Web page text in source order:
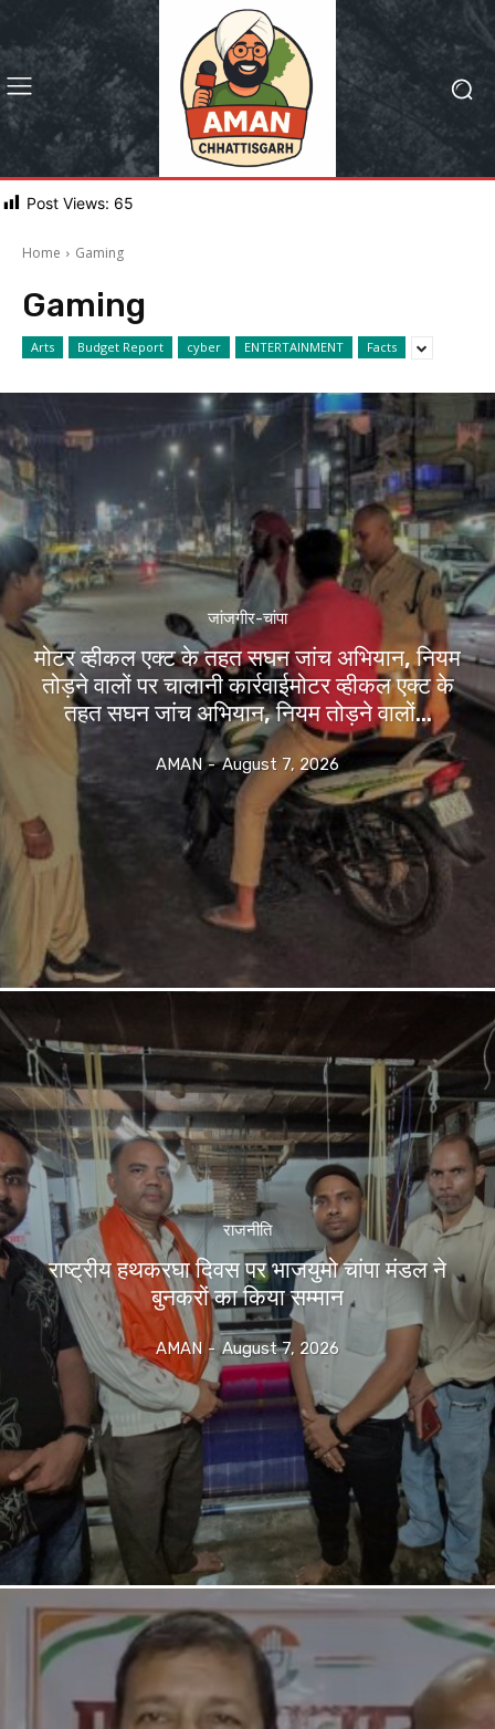
Post Views: 65
Home Gaming
Gaming
Arts Budget Report cyber ENTERTAINMENT Facts
जांजगीर-चांपा
मोटर व्हीकल एक्ट के तहत सघन जांच अभियान, नियम
तोड़ने वालों पर चालानी कार्रवाईमोटर व्हीकल एक्ट के
तहत सघन जांच अभियान, नियम तोड़ने वालों...
AMAN - August 7, 2026
राजनीति
राष्ट्रीय हथकरघा दिवस पर भाजयुमो चांपा मंडल ने
बुनकरों का किया सम्मान
AMAN - August 7, 2026